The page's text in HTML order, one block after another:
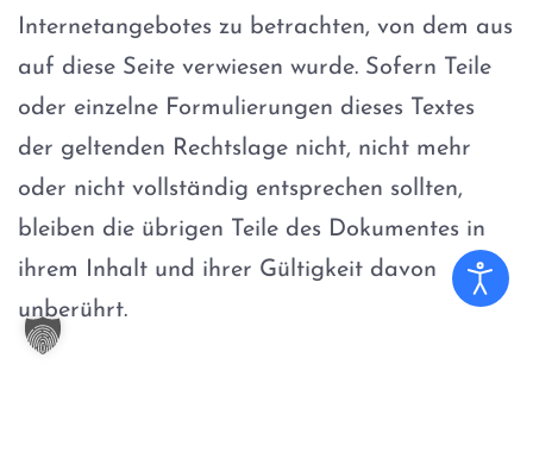
Internetangebotes zu betrachten, von dem aus
auf diese Seite verwiesen wurde. Sofern Teile
oder einzelne Formulierungen dieses Textes
der geltenden Rechtslage nicht, nicht mehr
oder nicht vollständig entsprechen sollten,
bleiben die übrigen Teile des Dokumentes in
ihrem Inhalt und ihrer Gültigkeit davon
unberührt.